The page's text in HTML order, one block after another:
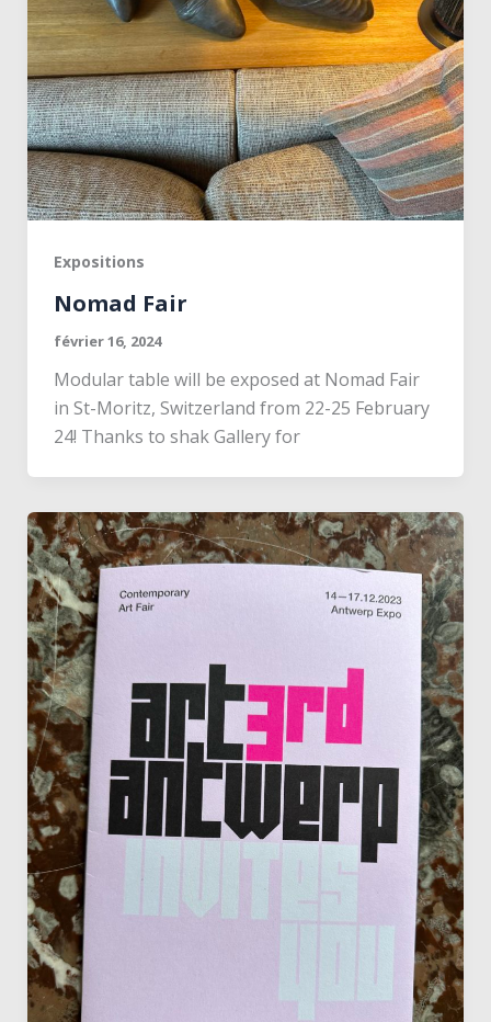
Expositions
Nomad Fair
février 16, 2024
Modular table will be exposed at Nomad Fair
in St-Moritz, Switzerland from 22-25 February
24! Thanks to shak Gallery for